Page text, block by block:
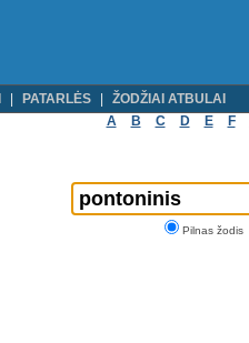
PATARLĖS
ŽODŽIAI ATBULAI
A
B C D E F
Pilnas žodis